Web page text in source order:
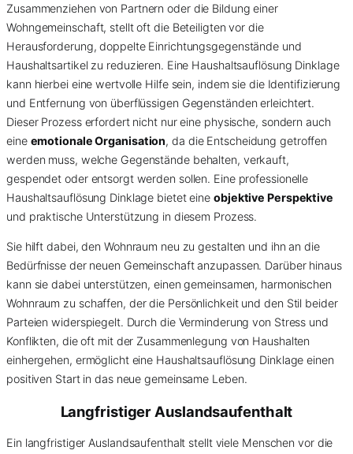
Zusammenziehen von Partnern oder die Bildung einer
Wohngemeinschaft, stellt oft die Beteiligten vor die
Herausforderung, doppelte Einrichtungsgegenstände und
Haushaltsartikel zu reduzieren. Eine Haushaltsauflösung Dinklage
kann hierbei eine wertvolle Hilfe sein, indem sie die Identifizierung
und Entfernung von überflüssigen Gegenständen erleichtert.
Dieser Prozess erfordert nicht nur eine physische, sondern auch
eine emotionale Organisation, da die Entscheidung getroffen
werden muss, welche Gegenstände behalten, verkauft,
gespendet oder entsorgt werden sollen. Eine professionelle
Haushaltsauflösung Dinklage bietet eine objektive Perspektive
und praktische Unterstützung in diesem Prozess.
Sie hilft dabei, den Wohnraum neu zu gestalten und ihn an die
Bedürfnisse der neuen Gemeinschaft anzupassen. Darüber hinaus
kann sie dabei unterstützen, einen gemeinsamen, harmonischen
Wohnraum zu schaffen, der die Persönlichkeit und den Stil beider
Parteien widerspiegelt. Durch die Verminderung von Stress und
Konflikten, die oft mit der Zusammenlegung von Haushalten
einhergehen, ermöglicht eine Haushaltsauflösung Dinklage einen
positiven Start in das neue gemeinsame Leben.
Langfristiger Auslandsaufenthalt
Ein langfristiger Auslandsaufenthalt stellt viele Menschen vor die